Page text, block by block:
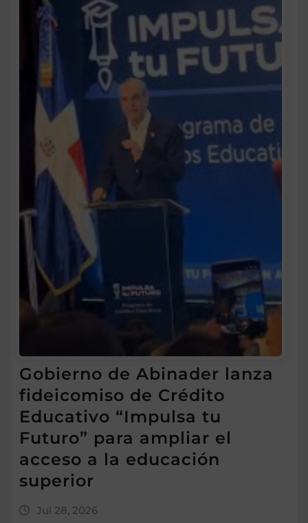
Gobierno de Abinader lanza
fideicomiso de Crédito
Educativo “Impulsa tu
Futuro” para ampliar el
acceso a la educación
superior
Jul 28, 2026